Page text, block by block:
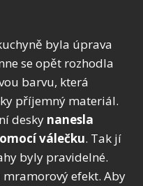
byla úprava
se opět rozhodla
barvu, která
příjemný materiál.
desky nanesla
válečku. Tak jí
byly pravidelné.
efekt. Aby